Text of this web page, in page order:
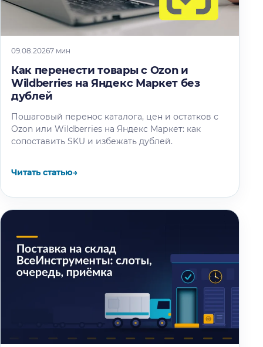
09.08.20267 мин
Как перенести товары с Ozon и
Wildberries на Яндекс Маркет без
дублей
Пошаговый перенос каталога, цен и остатков с
Ozon или Wildberries на Яндекс Маркет: как
сопоставить SKU и избежать дублей.
Читать статью→